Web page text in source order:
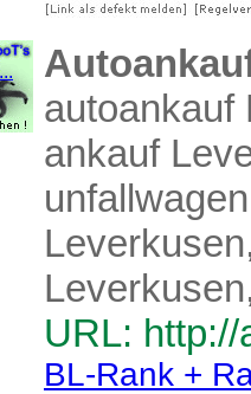
autoankauf
ankauf
URL:
BL-Rank +